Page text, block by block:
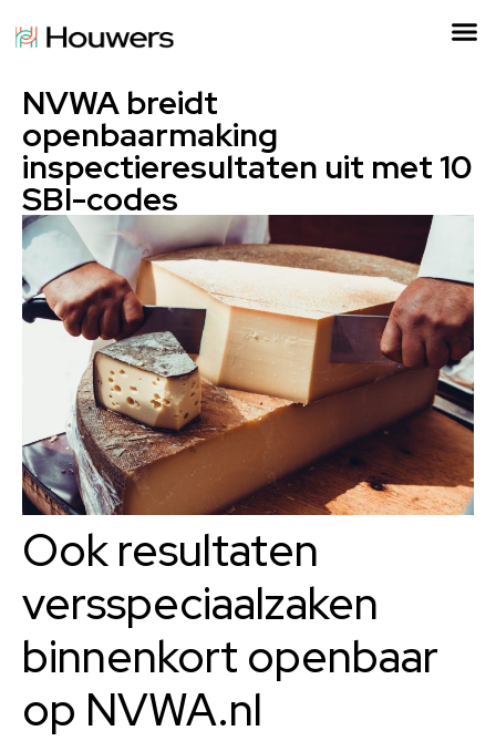
NVWA breidt
openbaarmaking
inspectieresultaten uit met 10
SBI-codes
Ook resultaten
versspeciaalzaken
binnenkort openbaar
op NVWA.nl